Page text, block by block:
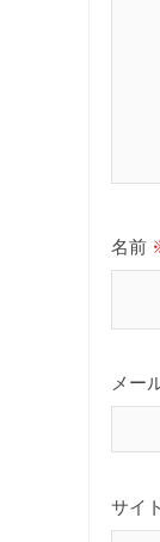
名前
メー
サイト